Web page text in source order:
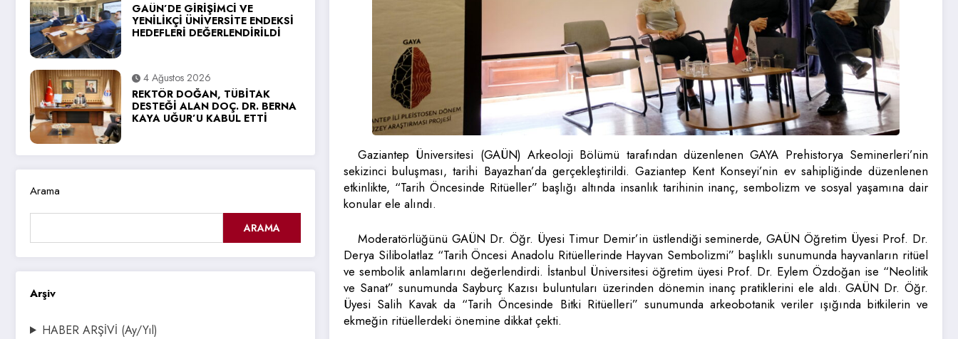
GAÜN’DE GİRİŞİMCİ VE
YENİLİKÇİ ÜNİVERSİTE ENDEKSİ
HEDEFLERİ DEĞERLENDİRİLDİ
4 Ağustos 2026
REKTÖR DOĞAN, TÜBİTAK
DESTEĞİ ALAN DOÇ. DR. BERNA
KAYA UĞUR’U KABUL ETTİ
Arama
ARAMA
Arşiv
HABER ARŞİVİ (Ay/Yıl)
Gaziantep Üniversitesi (GAÜN) Arkeoloji Bölümü tarafından düzenlenen GAYA Prehistorya Seminerleri’nin
sekizinci buluşması, tarihi Bayazhan’da gerçekleştirildi. Gaziantep Kent Konseyi’nin ev sahipliğinde düzenlenen
etkinlikte, “Tarih Öncesinde Ritüeller” başlığı altında insanlık tarihinin inanç, sembolizm ve sosyal yaşamına dair
konular ele alındı.
Moderatörlüğünü GAÜN Dr. Öğr. Üyesi Timur Demir’in üstlendiği seminerde, GAÜN Öğretim Üyesi Prof. Dr.
Derya Silibolatlaz “Tarih Öncesi Anadolu Ritüellerinde Hayvan Sembolizmi” başlıklı sunumunda hayvanların ritüel
ve sembolik anlamlarını değerlendirdi. İstanbul Üniversitesi öğretim üyesi Prof. Dr. Eylem Özdoğan ise “Neolitik
ve Sanat” sunumunda Sayburç Kazısı buluntuları üzerinden dönemin inanç pratiklerini ele aldı. GAÜN Dr. Öğr.
Üyesi Salih Kavak da “Tarih Öncesinde Bitki Ritüelleri” sunumunda arkeobotanik veriler ışığında bitkilerin ve
ekmeğin ritüellerdeki önemine dikkat çekti.